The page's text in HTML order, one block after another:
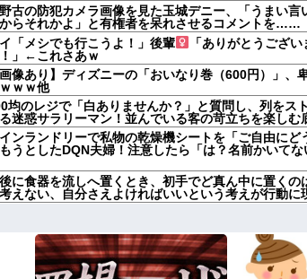
古の防犯カメラ画像を見た玉城デニー、「うまい言
らそれかよ」と有権者を呆れさせるコメントを……
「メシでも行こうよ！」後輩
「ありがとうござ
」←これさあｗ
画像あり】ディズニーの「おいなり巻（600円）」、
ｗｗ他
均のレジで「白ありませんか？」と質問し、列をス
迷惑サラリーマン！並んでいる客の苛立ちを楽しむ
ンランドリーで私物の乾燥機シートを「ご自由にど
うとしたDQN夫婦！注意したら「は？名前かいて
に食器を流しへ置くとき、初手でど真ん中に置くの
えない、自分さえよければいいという考えが行動に
人工障がい者】甥(28)「両親が亡くなったんで僕のこ
すけど！」なんでいい年したヒキニートを引き取らな
甘やかされるとこうなるか…